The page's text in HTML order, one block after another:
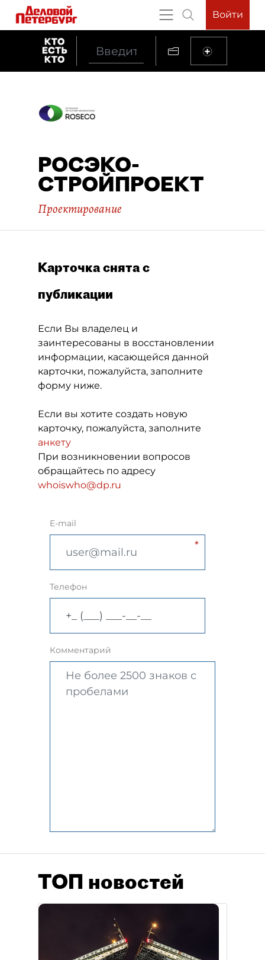
Войти
РОСЭКО-
СТРОЙПРОЕКТ
Проектирование
Карточка снята с
публикации
Если Вы владелец и
заинтересованы в восстановлении
информации, касающейся данной
карточки, пожалуйста, заполните
форму ниже.
Если вы хотите создать новую
карточку, пожалуйста, заполните
анкету
При возникновении вопросов
обращайтесь по адресу
whoiswho@dp.ru
E-mail
Телефон
Комментарий
ТОП новостей